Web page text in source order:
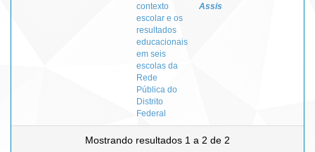
contexto
escolar e os
resultados
educacionais
em seis
escolas da
Rede
Pública do
Distrito
Federal
Assis
Mostrando resultados 1 a 2 de 2